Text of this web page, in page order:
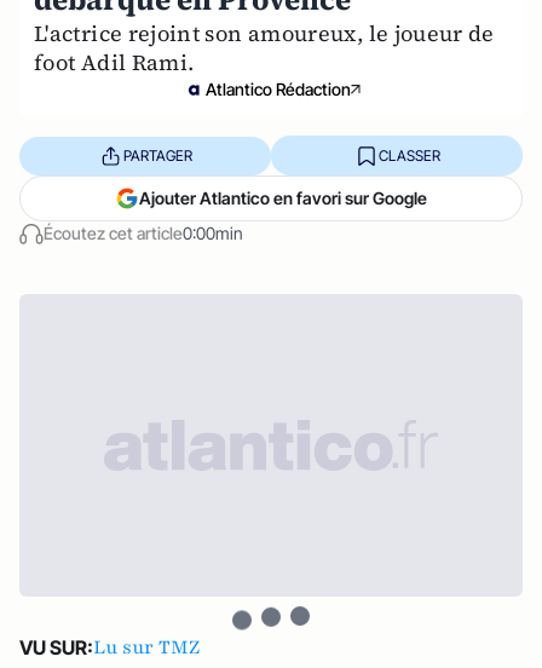
L'actrice rejoint son amoureux, le joueur de
foot Adil Rami.
Atlantico Rédaction
Écoutez cet article0:00min
PARTAGER CLASSER
Ajouter Atlantico en favori sur Google
VU SUR:Lu sur TMZ